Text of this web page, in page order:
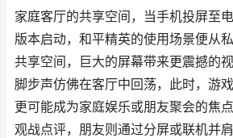
家庭客厅的共享空间，当手机投屏至
版本启动，和平精英的使用场景便从
共享空间，巨大的屏幕带来更震撼的
脚步声仿佛在客厅中回荡，此时，游
更可能成为家庭娱乐或朋友聚会的焦
观战点评，朋友则通过分屏或联机并